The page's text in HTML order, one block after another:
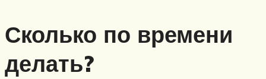
Сколько по времени
делать?